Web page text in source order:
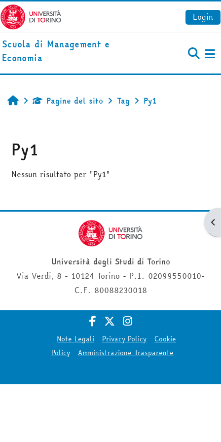
Vai al contenuto principale
Login
Scuola di Management e
Economia
HomePagine del sito Tag Py1
Py1
Nessun risultato per "Py1"
Università degli Studi di Torino
Via Verdi, 8 - 10124 Torino - P.I. 02099550010-
C.F. 80088230018
Note Legali Privacy Policy
Cookie
Policy
Amministrazione Trasparente